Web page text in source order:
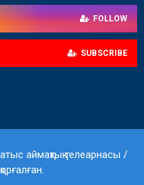
FOLLOW
SUBSCRIBE
аймақтық телеарнасы /